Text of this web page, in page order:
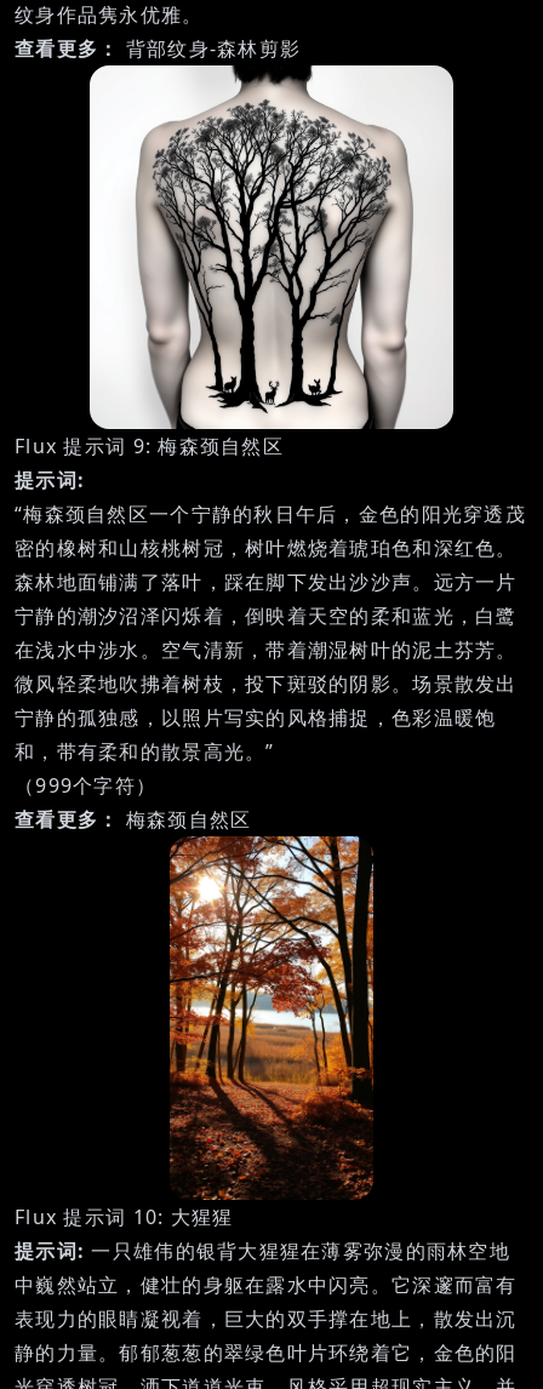
纹身作品隽永优雅。
查看更多： 背部纹身-森林剪影
Flux 提示词 9: 梅森颈自然区
提示词:
“梅森颈自然区一个宁静的秋日午后，金色的阳光穿透茂
密的橡树和山核桃树冠，树叶燃烧着琥珀色和深红色。
森林地面铺满了落叶，踩在脚下发出沙沙声。远方一片
宁静的潮汐沼泽闪烁着，倒映着天空的柔和蓝光，白鹭
在浅水中涉水。空气清新，带着潮湿树叶的泥土芬芳。
微风轻柔地吹拂着树枝，投下斑驳的阴影。场景散发出
宁静的孤独感，以照片写实的风格捕捉，色彩温暖饱
和，带有柔和的散景高光。”
（999个字符）
查看更多： 梅森颈自然区
Flux 提示词 10: 大猩猩
提示词: 一只雄伟的银背大猩猩在薄雾弥漫的雨林空地
中巍然站立，健壮的身躯在露水中闪亮。它深邃而富有
表现力的眼睛凝视着，巨大的双手撑在地上，散发出沉
静的力量。郁郁葱葱的翠绿色叶片环绕着它，金色的阳